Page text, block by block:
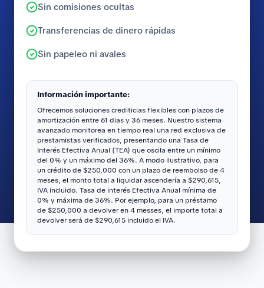
Sin comisiones ocultas
Transferencias de dinero rápidas
Sin papeleo ni avales
Información importante:
Ofrecemos soluciones crediticias flexibles con plazos de
amortización entre 61 dias y 36 meses. Nuestro sistema
avanzado monitorea en tiempo real una red exclusiva de
prestamistas verificados, presentando una Tasa de
Interés Efectiva Anual (TEA) que oscila entre un mínimo
del 0% y un máximo del 36%. A modo ilustrativo, para
un crédito de $250,000 con un plazo de reembolso de 4
meses, el monto total a liquidar ascendería a $290,615,
IVA incluido. Tasa de interés Efectiva Anual mínima de
0% y máxima de 36%. Por ejemplo, para un préstamo
de $250,000 a devolver en 4 messes, el importe total a
devolver será de $290,615 incluido el IVA.